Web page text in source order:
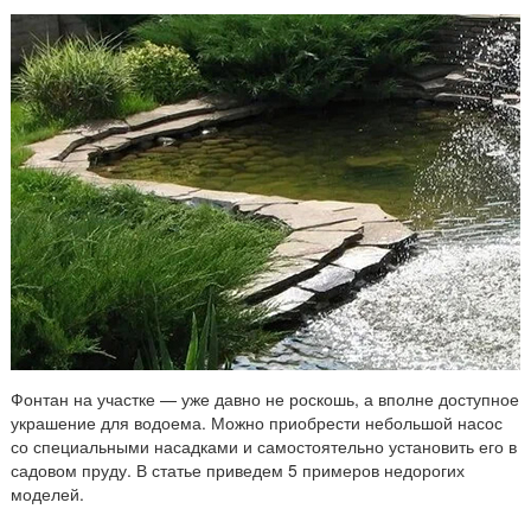
Фонтан на участке — уже давно не роскошь, а вполне доступное
украшение для водоема. Можно приобрести небольшой насос
со специальными насадками и самостоятельно установить его в
садовом пруду. В статье приведем 5 примеров недорогих
моделей.